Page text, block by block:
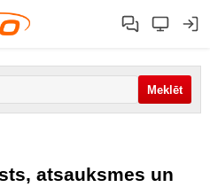
atsauksmes un